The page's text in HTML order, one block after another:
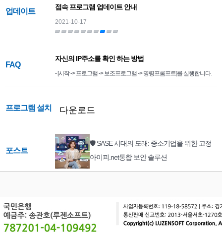
업데이트 접속 프로그램 업데이트 안내
2021-10-17
FAQ
자신의 IP주소를 확인 하는 방법
- [시작 -> 프로그램 -> 보조프로그램 -> 명령프롬프트]를 실행합니다.
프로그램 설치 다운로드
포스트
🛡️ SASE 시대의 도래: 중소기업을 위한 고정
아이피.net통합 보안 솔루션